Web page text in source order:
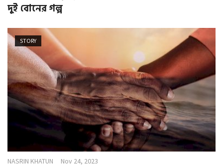
দুই বোনের গল্প
STORY
NASRIN KHATUN Nov 24, 2023